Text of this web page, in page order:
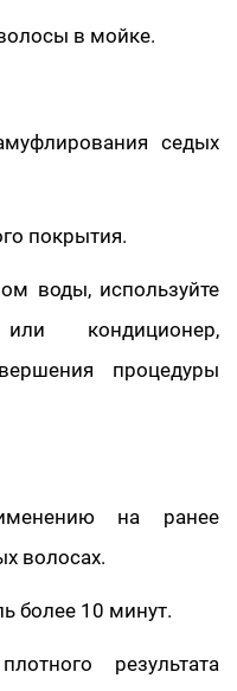
в мойке.
седых
покрытия.
воды, используйте
кондиционер,
процедуры
на ранее
волосах.
более 10 минут.
результата